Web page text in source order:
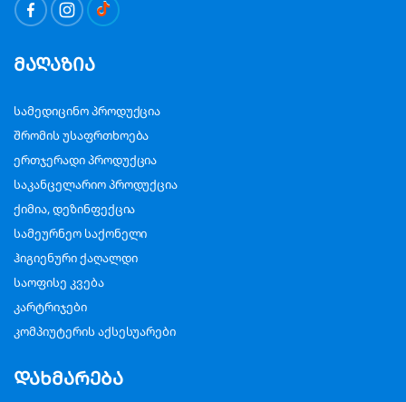
მაღაზია
სამედიცინო პროდუქცია
შრომის უსაფრთხოება
ერთჯერადი პროდუქცია
საკანცელარიო პროდუქცია
ქიმია, დეზინფექცია
სამეურნეო საქონელი
ჰიგიენური ქაღალდი
საოფისე კვება
კარტრიჯები
კომპიუტერის აქსესუარები
დახმარება